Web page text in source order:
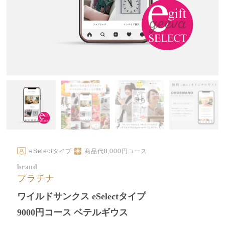
eSelectタイプ 商品代8,000 円コース
brand
プラチナ
ワイルドサンクス eSelectタイプ
9000円コース ベテルギウス